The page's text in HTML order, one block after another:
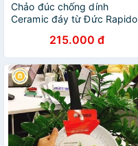
Chảo đúc chống dính
Ceramic đáy từ Đức Rapido
215.000 đ